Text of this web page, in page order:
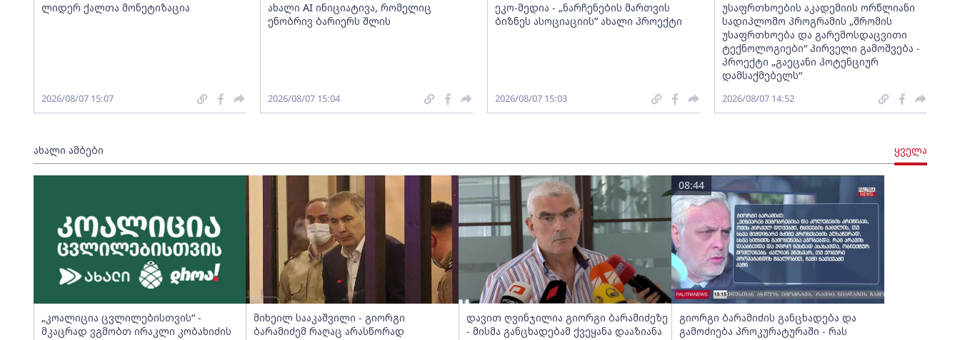
ლიდერ ქალთა მონეტიზაცია
2026/08/07 15:07
ახალი AI ინიციატივა, რომელიც
ენობრივ ბარიერს შლის
2026/08/07 15:04
ეკო-მედია - „ნარჩენების მართვის
ბიზნეს ასოციაციის” ახალი პროექტი
2026/08/07 15:03
უსაფრთხოების აკადემიის ორწლიანი
სადიპლომო პროგრამის „შრომის
უსაფრთხოება და გარემოსდაცვითი
ტექნოლოგიები“ პირველი გამოშვება -
პროექტი „გაეცანი პოტენციურ
დამსაქმებელს“
2026/08/07 14:52
ახალი ამბები ყველა
„კოალიცია ცვლილებისთვის“ -
მკაცრად ვგმობთ ირაკლი კობახიძის
მიხეილ სააკაშვილი - გიორგი
ბარამიძემ რაღაც არასწორად
დავით ღვინჯილია გიორგი ბარამიძეზე
- მისმა განცხადებამ ქვეყანა დააზიანა
გიორგი ბარამიძის განცხადება და
გამოძიება პროკურატურაში - რას
08:44